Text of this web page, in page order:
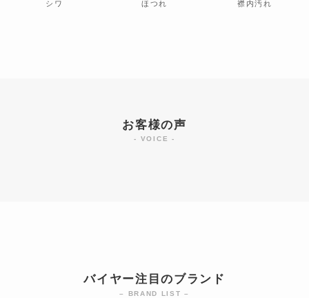
シワ ほつれ 襟内汚れ
お客様の声
- VOICE -
バイヤー注目のブランド
– BRAND LIST –